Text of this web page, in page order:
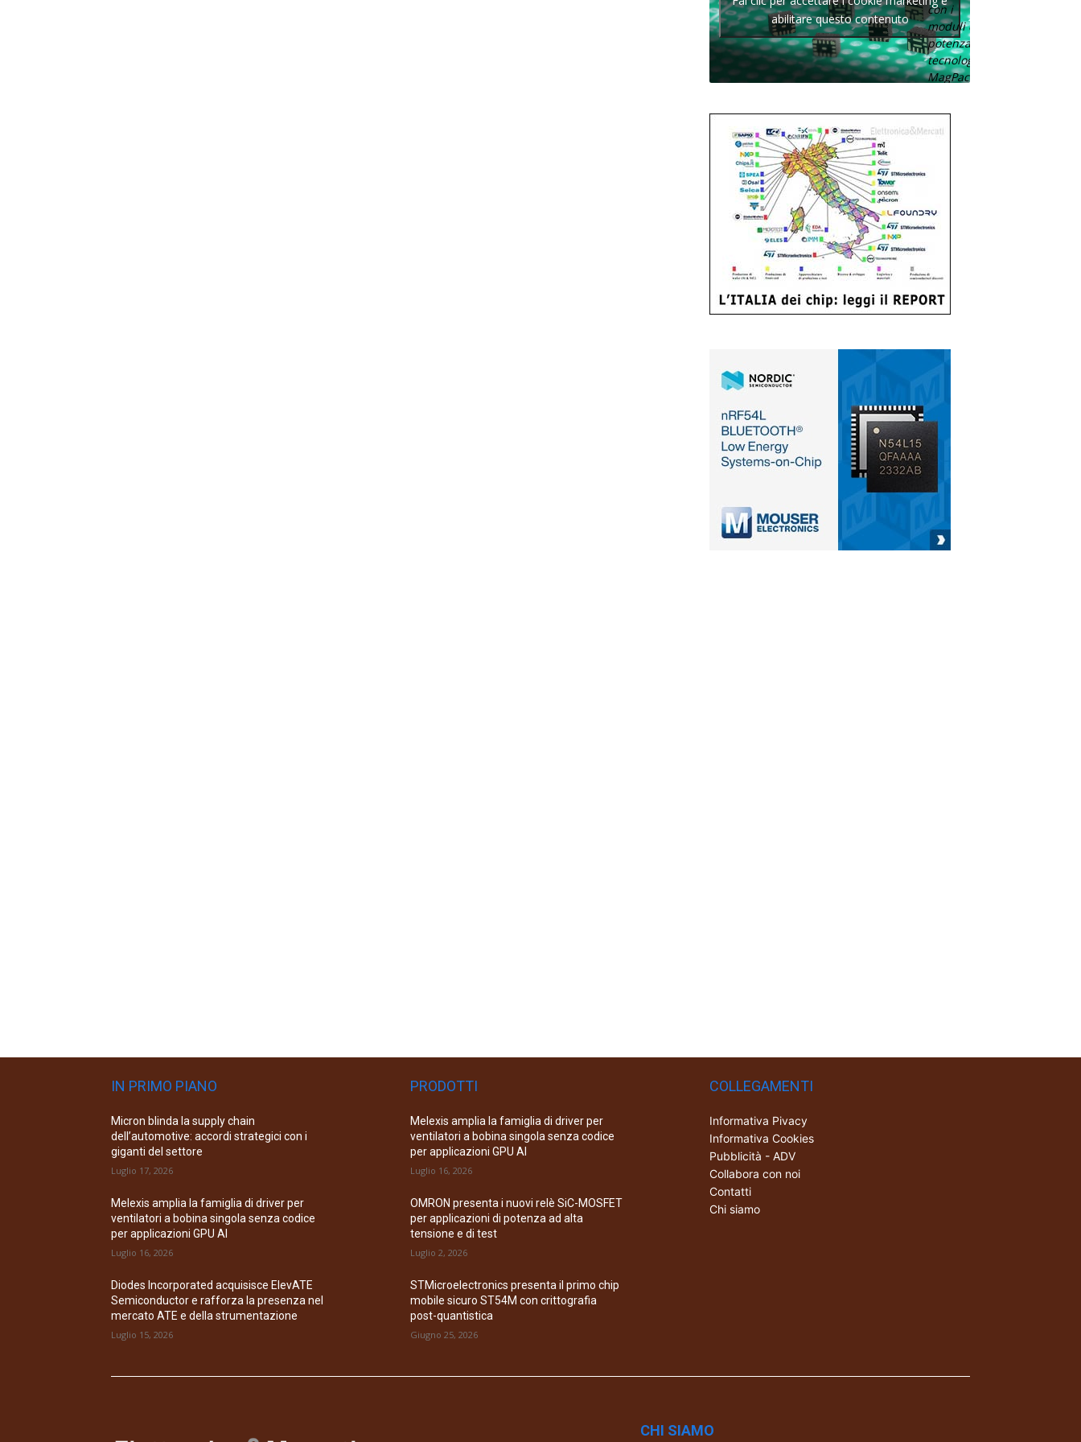
con i
moduli di
potenza con
tecnologia
MagPack.
abilitare questo contenuto
IN PRIMO PIANO
Micron blinda la supply chain
dell’automotive: accordi strategici con i
giganti del settore
Luglio 17, 2026
Melexis amplia la famiglia di driver per
ventilatori a bobina singola senza codice
per applicazioni GPU AI
Luglio 16, 2026
Diodes Incorporated acquisisce ElevATE
Semiconductor e rafforza la presenza nel
mercato ATE e della strumentazione
Luglio 15, 2026
PRODOTTI
Melexis amplia la famiglia di driver per
ventilatori a bobina singola senza codice
per applicazioni GPU AI
Luglio 16, 2026
OMRON presenta i nuovi relè SiC-MOSFET
per applicazioni di potenza ad alta
tensione e di test
Luglio 2, 2026
STMicroelectronics presenta il primo chip
mobile sicuro ST54M con crittografia
post-quantistica
Giugno 25, 2026
COLLEGAMENTI
Informativa Pivacy
Informativa Cookies
Pubblicità - ADV
Collabora con noi
Contatti
Chi siamo
CHI SIAMO